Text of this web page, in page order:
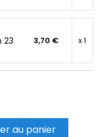
23
3,70 € x 1
au panier